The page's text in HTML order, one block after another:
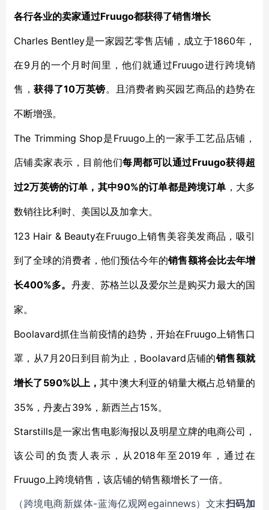
各行各业的卖家通过Fruugo都获得了销售增长
Charles Bentley是一家园艺零售店铺，成立于1860年，
在9月的一个月时间里，他们就通过Fruugo进行跨境销
售，获得了10万英镑。且消费者购买园艺商品的趋势在
不断增强。
The Trimming Shop是Fruugo上的一家手工艺品店铺，
店铺卖家表示，目前他们每周都可以通过Fruugo获得超
过2万英镑的订单，其中90%的订单都是跨境订单 ，大多
数销往比利时、美国以及加拿大。
123 Hair & Beauty在Fruugo上销售美容美发商品，吸引
到了全球的消费者，他们预估今年的销售额将会比去年增
长400%多。 丹麦、苏格兰以及爱尔兰是购买力最大的国
家。
Boolavard抓住当前疫情的趋势，开始在Fruugo上销售口
罩，从7月20日到目前为止，Boolavard店铺的销售额就
增长了590%以上，其中澳大利亚的销量大概占总销量的
35%，丹麦占39%，新西兰占15%。
Starstills是一家出售电影海报以及明星立牌的电商公司，
该公司的负责人表示，从2018年至2019年，通过在
Fruugo上跨境销售，该店铺的销售额增长了一倍。
（跨境电商新媒体-蓝海亿观网egainnews）文末扫码加